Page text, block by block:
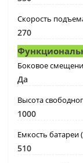
Скорость
270
Боковое
Да
Высота
1000
Емкость батареи
510